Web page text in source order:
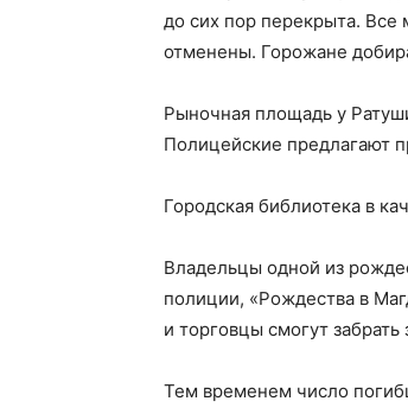
до сих пор перекрыта. Все
отменены. Горожане
Рыночная площадь у
Полицейские предлагают
Городская библиотека в
Владельцы одной из
полиции, «Рождества в
и торговцы смогут
Тем временем число